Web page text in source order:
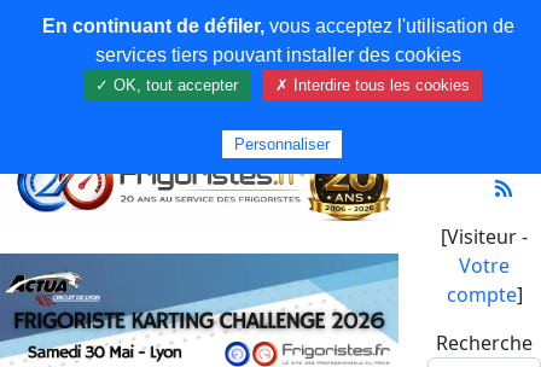
[Visiteur -
Votre
compte]
Recherche
En continuant de défiler,vous acceptez l'utilisation de
services tiers pouvant installer des cookies
✓ OK, tout accepter ✗ Interdire tous les cookies
Personnaliser